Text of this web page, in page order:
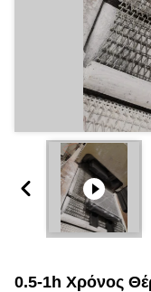
0.5-1h Χρόνος